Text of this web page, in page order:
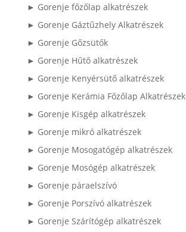
► Gorenje főzőlap alkatrészek
► Gorenje Gáztűzhely Alkatrészek
► Gorenje Gőzsütők
► Gorenje Hűtő alkatrészek
► Gorenje Kenyérsütő alkatrészek
► Gorenje Kerámia Főzőlap Alkatrészek
► Gorenje Kisgép alkatrészek
► Gorenje mikró alkatrészek
► Gorenje Mosogatógép alkatrészek
► Gorenje Mosógép alkatrészek
► Gorenje páraelszívó
► Gorenje Porszívó alkatrészek
► Gorenje Szárítógép alkatrészek